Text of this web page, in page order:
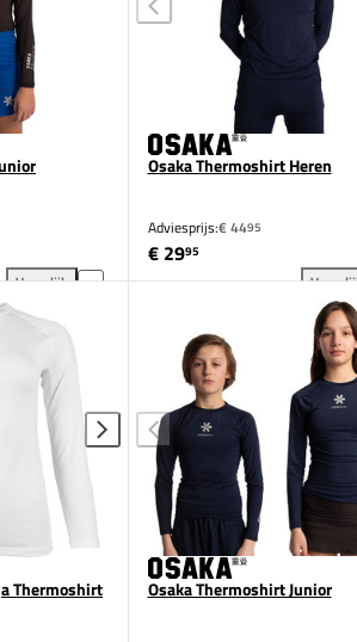
Vergelijk
Osaka Thermoshirt Junior toevoegen aan
Osaka Thermoshirt Heren
Adviesprijs:€ 4495
€ 2995
Thermoshirt
Osaka Thermoshirt Junior